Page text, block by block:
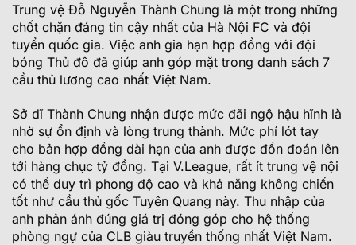
Trung vệ Đỗ Nguyễn Thành Chung là một trong những
chốt chặn đáng tin cậy nhất của Hà Nội FC và đội
tuyển quốc gia. Việc anh gia hạn hợp đồng với đội
bóng Thủ đô đã giúp anh góp mặt trong danh sách 7
cầu thủ lương cao nhất Việt Nam.
Sở dĩ Thành Chung nhận được mức đãi ngộ hậu hĩnh là
nhờ sự ổn định và lòng trung thành. Mức phí lót tay
cho bản hợp đồng dài hạn của anh được đồn đoán lên
tới hàng chục tỷ đồng. Tại V.League, rất ít trung vệ nội
có thể duy trì phong độ cao và khả năng không chiến
tốt như cầu thủ gốc Tuyên Quang này. Thu nhập của
anh phản ánh đúng giá trị đóng góp cho hệ thống
phòng ngự của CLB giàu truyền thống nhất Việt Nam.